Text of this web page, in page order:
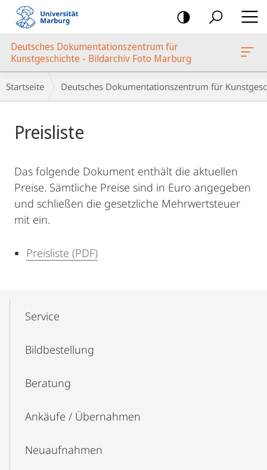
Mobile-
Navigation
Marburg
Deutsches Dokumentationszentrum für
Kunstgeschichte - Bildarchiv Foto Marburg
Breadcrumb-
Navigation
Startseite Deutsches Dokumentationszentrum für
Preisliste
Das folgende Dokument enthält die aktuellen
Preise. Sämtliche Preise sind in Euro angegeben
und schließen die gesetzliche Mehrwertsteuer
mit ein.
Preisliste (PDF)
Navigation
Service
Bildbestellung
Beratung
Ankäufe / Übernahmen
Neuaufnahmen